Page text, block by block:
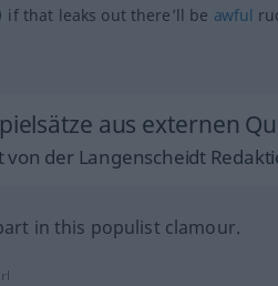
if that leaks out there’ll be awful
aus externen
von der Langenscheidt
in this populist clamour.